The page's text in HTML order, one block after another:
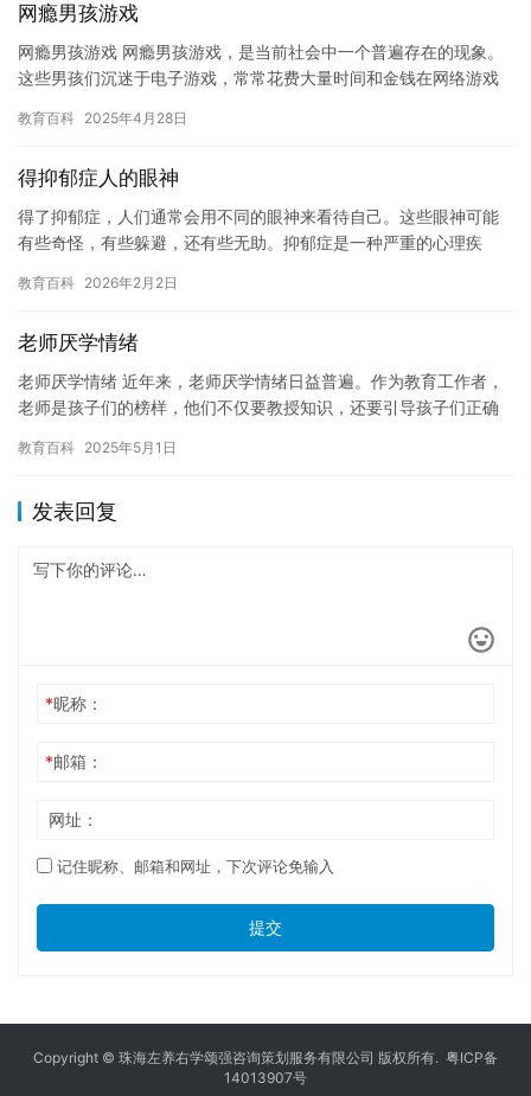
网瘾男孩游戏
网瘾男孩游戏 网瘾男孩游戏，是当前社会中一个普遍存在的现象。
这些男孩们沉迷于电子游戏，常常花费大量时间和金钱在网络游戏
起了…
教育百科 2025年4月28日
得抑郁症人的眼神
得了抑郁症，人们通常会用不同的眼神来看待自己。这些眼神可能
有些奇怪，有些躲避，还有些无助。抑郁症是一种严重的心理疾
症的人来…
教育百科 2026年2月2日
老师厌学情绪
老师厌学情绪 近年来，老师厌学情绪日益普遍。作为教育工作者，
老师是孩子们的榜样，他们不仅要教授知识，还要引导孩子们正确
生活…
教育百科 2025年5月1日
发表回复
*昵称：
*邮箱：
网址：
记住昵称、邮箱和网址，下次评论免输入
提交
Copyright © 珠海左养右学颂强咨询策划服务有限公司 版权所有. 粤ICP备
14013907号